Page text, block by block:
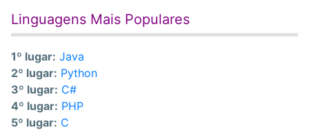
Linguagens Mais Populares
1º lugar: Java
2º lugar: Python
3º lugar: C#
4º lugar: PHP
5º lugar: C